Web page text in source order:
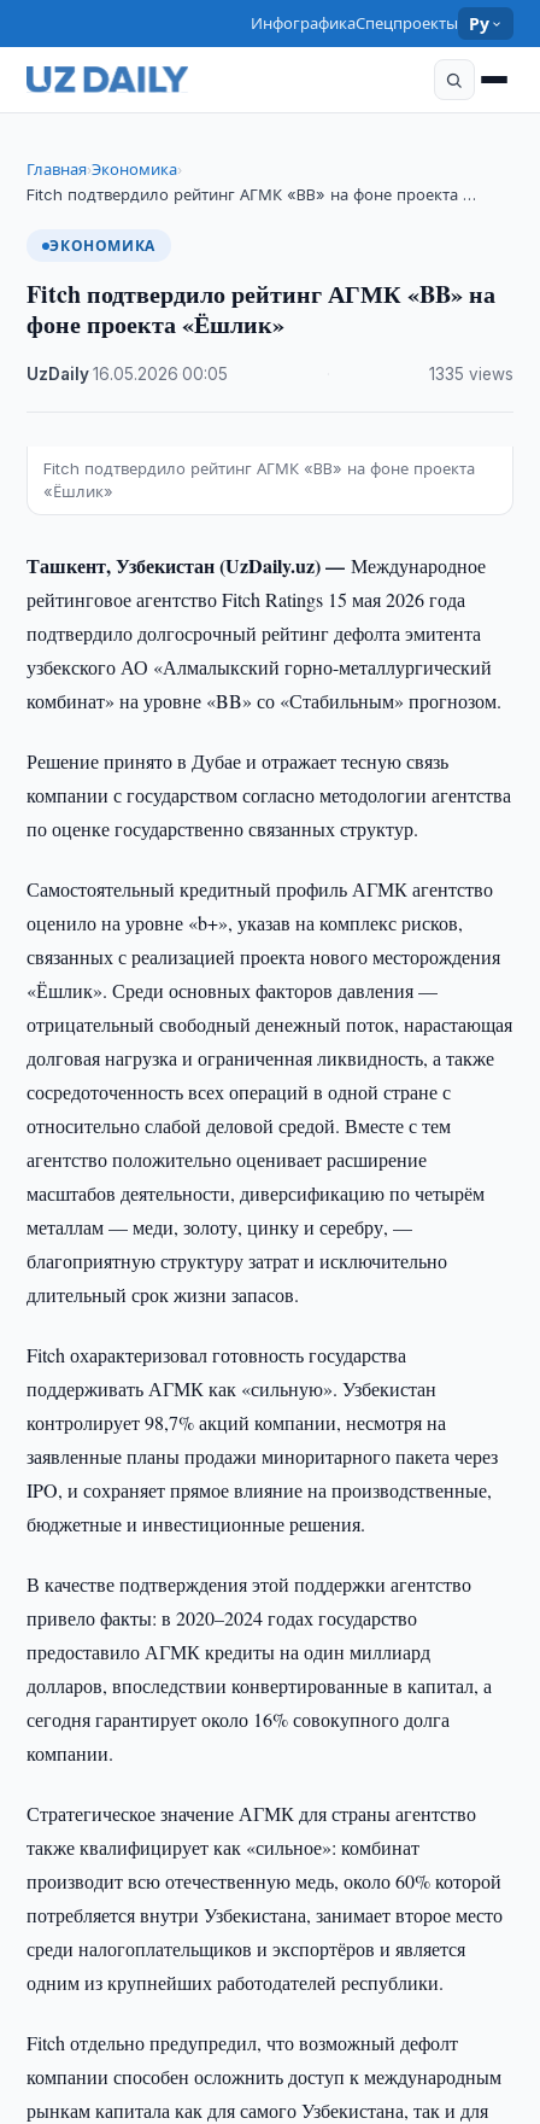
ИнфографикаСпецпроекты Ру
Главная›Экономика›
Fitch подтвердило рейтинг АГМК «BB» на фоне проекта …
ЭКОНОМИКА
Fitch подтвердило рейтинг АГМК «BB» на
фоне проекта «Ёшлик»
UzDaily·16.05.2026 ·00:05 1335 views
Fitch подтвердило рейтинг АГМК «BB» на фоне проекта
«Ёшлик»
Ташкент, Узбекистан (UzDaily.uz) —Международное
рейтинговое агентство Fitch Ratings 15 мая 2026 года
подтвердило долгосрочный рейтинг дефолта эмитента
узбекского АО «Алмалыкский горно-металлургический
комбинат» на уровне «BB» со «Стабильным» прогнозом.
Решение принято в Дубае и отражает тесную связь
компании с государством согласно методологии агентства
по оценке государственно связанных структур.
Самостоятельный кредитный профиль АГМК агентство
оценило на уровне «b+», указав на комплекс рисков,
связанных с реализацией проекта нового месторождения
«Ёшлик». Среди основных факторов давления —
отрицательный свободный денежный поток, нарастающая
долговая нагрузка и ограниченная ликвидность, а также
сосредоточенность всех операций в одной стране с
относительно слабой деловой средой. Вместе с тем
агентство положительно оценивает расширение
масштабов деятельности, диверсификацию по четырём
металлам — меди, золоту, цинку и серебру, —
благоприятную структуру затрат и исключительно
длительный срок жизни запасов.
Fitch охарактеризовал готовность государства
поддерживать АГМК как «сильную». Узбекистан
контролирует 98,7% акций компании, несмотря на
заявленные планы продажи миноритарного пакета через
IPO, и сохраняет прямое влияние на производственные,
бюджетные и инвестиционные решения.
В качестве подтверждения этой поддержки агентство
привело факты: в 2020–2024 годах государство
предоставило АГМК кредиты на один миллиард
долларов, впоследствии конвертированные в капитал, а
сегодня гарантирует около 16% совокупного долга
компании.
Стратегическое значение АГМК для страны агентство
также квалифицирует как «сильное»: комбинат
производит всю отечественную медь, около 60% которой
потребляется внутри Узбекистана, занимает второе место
среди налогоплательщиков и экспортёров и является
одним из крупнейших работодателей республики.
Fitch отдельно предупредил, что возможный дефолт
компании способен осложнить доступ к международным
рынкам капитала как для самого Узбекистана, так и для